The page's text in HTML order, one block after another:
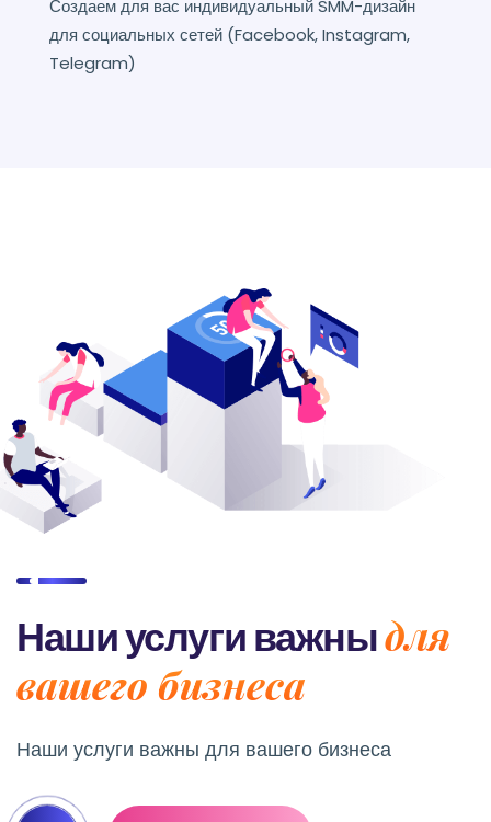
Создаем для вас индивидуальный SMM-дизайн
для социальных сетей (Facebook, Instagram,
Telegram)
Наши услуги важныдля
вашего бизнеса
Наши услуги важны для вашего бизнеса